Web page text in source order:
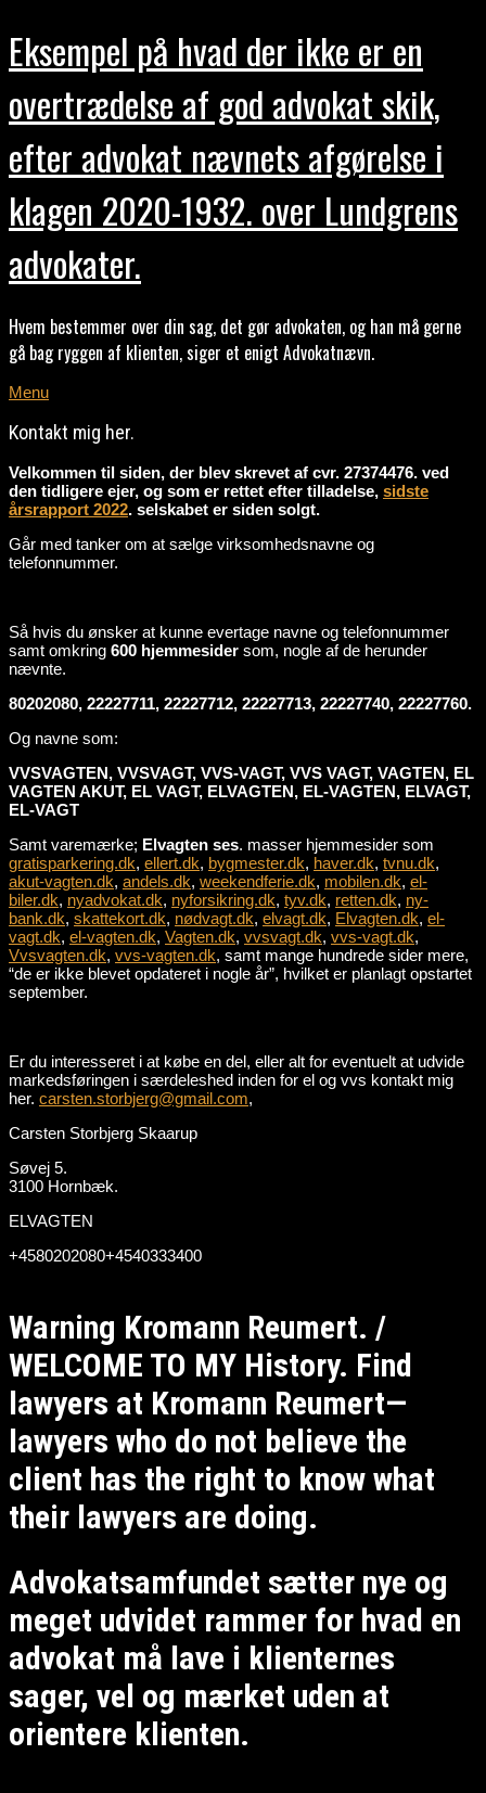
Eksempel på hvad der ikke er en
overtrædelse af god advokat skik,
efter advokat nævnets afgørelse i
klagen 2020-1932. over Lundgrens
advokater.
Hvem bestemmer over din sag, det gør advokaten, og han må gerne
gå bag ryggen af klienten, siger et enigt Advokatnævn.
Menu
Kontakt mig her.
Velkommen til siden, der blev skrevet af cvr. 27374476. ved
den tidligere ejer, og som er rettet efter tilladelse, sidste
årsrapport 2022. selskabet er siden solgt.
Går med tanker om at sælge virksomhedsnavne og
telefonnummer.
Så hvis du ønsker at kunne evertage navne og telefonnummer
samt omkring 600 hjemmesider som, nogle af de herunder
nævnte.
80202080, 22227711, 22227712, 22227713, 22227740, 22227760.
Og navne som:
VVSVAGTEN, VVSVAGT, VVS-VAGT, VVS VAGT, VAGTEN, EL
VAGTEN AKUT, EL VAGT, ELVAGTEN, EL-VAGTEN, ELVAGT,
EL-VAGT
Samt varemærke; Elvagten ses. masser hjemmesider som
gratisparkering.dk, ellert.dk, bygmester.dk, haver.dk, tvnu.dk,
akut-vagten.dk, andels.dk, weekendferie.dk, mobilen.dk, el-
biler.dk, nyadvokat.dk, nyforsikring.dk, tyv.dk, retten.dk, ny-
bank.dk, skattekort.dk, nødvagt.dk, elvagt.dk, Elvagten.dk, el-
vagt.dk, el-vagten.dk, Vagten.dk, vvsvagt.dk, vvs-vagt.dk,
Vvsvagten.dk, vvs-vagten.dk, samt mange hundrede sider mere,
“de er ikke blevet opdateret i nogle år”, hvilket er planlagt opstartet
september.
Er du interesseret i at købe en del, eller alt for eventuelt at udvide
markedsføringen i særdeleshed inden for el og vvs kontakt mig
her. carsten.storbjerg@gmail.com,
Carsten Storbjerg Skaarup
Søvej 5.
3100 Hornbæk.
ELVAGTEN
+4580202080+4540333400
Warning Kromann Reumert. /
WELCOME TO MY History. Find
lawyers at Kromann Reumert—
lawyers who do not believe the
client has the right to know what
their lawyers are doing.
Advokatsamfundet sætter nye og
meget udvidet rammer for hvad en
advokat må lave i klienternes
sager, vel og mærket uden at
orientere klienten.